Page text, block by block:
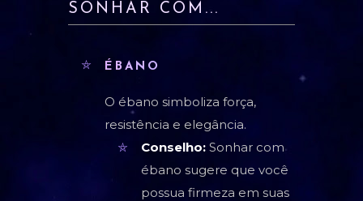
SONHAR COM...
ÉBANO
O ébano simboliza força,
resistência e elegância.
Conselho: Sonhar com
ébano sugere que você
possua firmeza em suas